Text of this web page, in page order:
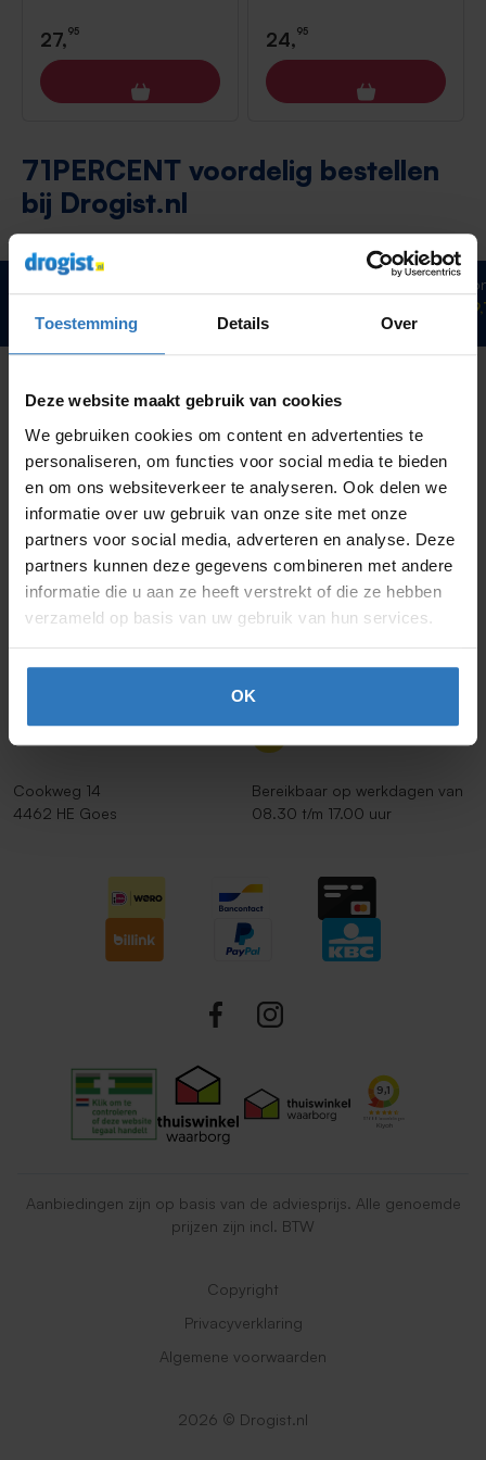
Toestemming Details Over
Deze website maakt gebruik van cookies
We gebruiken cookies om content en advertenties te
personaliseren, om functies voor social media te bieden
en om ons websiteverkeer te analyseren. Ook delen we
informatie over uw gebruik van onze site met onze
partners voor social media, adverteren en analyse. Deze
partners kunnen deze gegevens combineren met andere
informatie die u aan ze heeft verstrekt of die ze hebben
verzameld op basis van uw gebruik van hun services.
OK
27,95 24,95
71PERCENT voordelig bestellen
bij Drogist.nl
Klanten beoordelen
met een
Cookweg 14
4462 HE Goes
Bereikbaar op werkdagen van
08.30 t/m 17.00 uur
Algemene informatie
Advies en inspiratie
speciaal voor jou
Schrijf je in voor onze nieuwsbrief en ontvang de beste
aanbiedingen en persoonlijk advies. We gaan vertrouwelijk
met je gegevens om.
2026 © Drogist.nl
Aanbiedingen zijn op basis van de adviesprijs. Alle genoemde
prijzen zijn incl. BTW
Copyright
Privacyverklaring
Algemene voorwaarden